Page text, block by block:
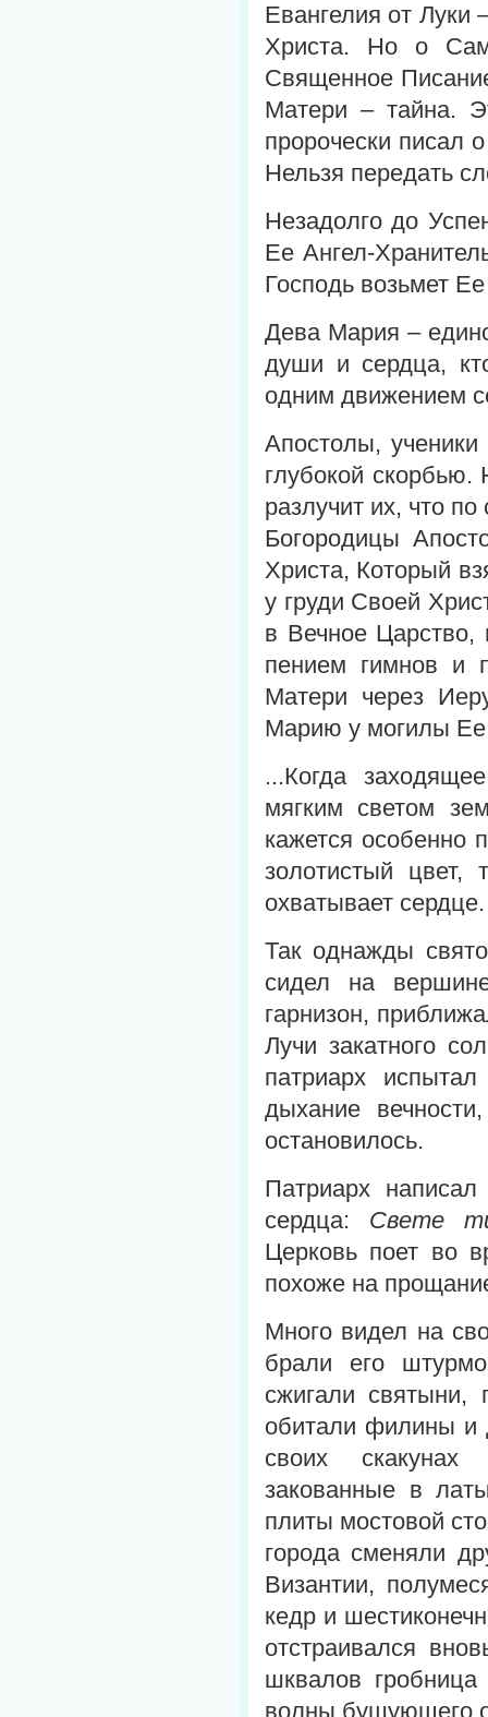
Евангелия от Луки
Христа. Но о
Священное
Матери – тайна.
пророчески писал
Нельзя передать
Незадолго до
Ее Ангел-
Господь возьмет
Дева Мария –
души и сердца,
одним движением
Апостолы,
глубокой
разлучит их, что
Богородицы
Христа, Который
у груди Своей
в Вечное
пением гимнов и
Матери через
Марию у могилы Ее
...Когда
мягким светом
кажется особенно
золотистый цвет,
охватывает сердце.
Так однажды
сидел на
гарнизон,
Лучи закатного
патриарх
дыхание
остановилось.
Патриарх
сердца: Свете
Церковь поет во
похоже на
Много видел на
брали его
сжигали
обитали филины и
своих
закованные в
плиты мостовой
города сменяли
Византии,
кедр и
отстраивался
шквалов
волны бушующего